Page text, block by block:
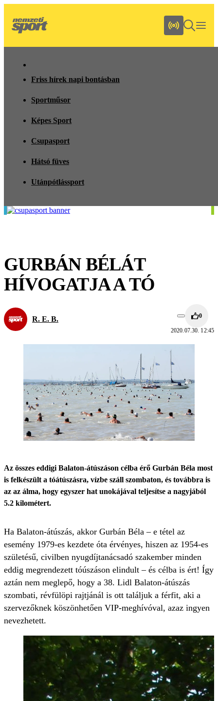
Friss hírek napi bontásban
Sportműsor
Képes Sport
Csupasport
Hátsó füves
Utánpótlássport
GURBÁN BÉLÁT
HÍVOGATJA A TÓ
R. E. B. 0
2020.07.30. 12:45
Az összes eddigi Balaton-átúszáson célba érő Gurbán Béla most
is felkészült a tóátúszásra, vízbe száll szombaton, és továbbra is
az az álma, hogy egyszer hat unokájával teljesítse a nagyjából
5.2 kilométert.
Ha Balaton-átúszás, akkor Gurbán Béla – e tétel az
esemény 1979-es kezdete óta érvényes, hiszen az 1954-es
születésű, civilben nyugdíjtanácsadó szakember minden
eddig megrendezett tóúszáson elindult – és célba is ért! Így
aztán nem meglepő, hogy a 38. Lidl Balaton-átúszás
szombati, révfülöpi rajtjánál is ott találjuk a férfit, aki a
szervezőknek köszönhetően VIP-meghívóval, azaz ingyen
nevezhetett.